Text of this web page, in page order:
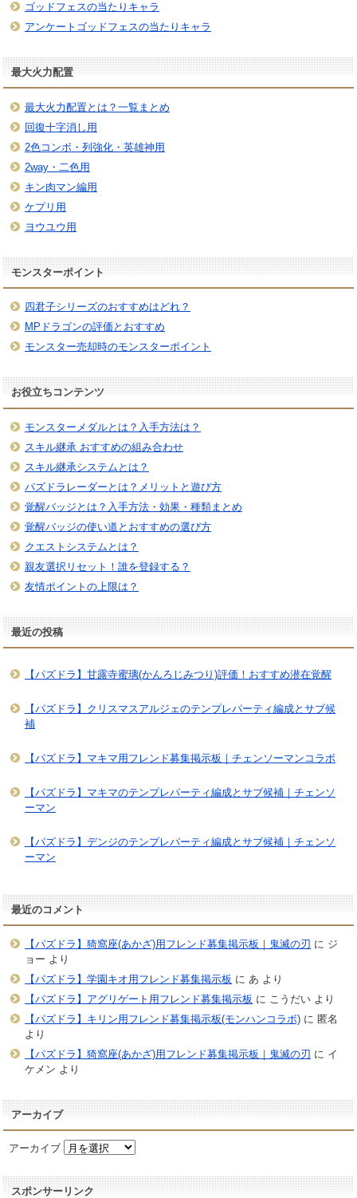
ゴッドフェスの当たりキャラ
アンケートゴッドフェスの当たりキャラ
最大火力配置
最大火力配置とは？一覧まとめ
回復十字消し用
2色コンボ・列強化・英雄神用
2way・二色用
キン肉マン編用
ケプリ用
ヨウユウ用
モンスターポイント
四君子シリーズのおすすめはどれ？
MPドラゴンの評価とおすすめ
モンスター売却時のモンスターポイント
お役立ちコンテンツ
モンスターメダルとは？入手方法は？
スキル継承 おすすめの組み合わせ
スキル継承システムとは？
パズドラレーダーとは？メリットと遊び方
覚醒バッジとは？入手方法・効果・種類まとめ
覚醒バッジの使い道とおすすめの選び方
クエストシステムとは？
親友選択リセット！誰を登録する？
友情ポイントの上限は？
最近の投稿
【パズドラ】甘露寺蜜璃(かんろじみつり)評価！おすすめ潜在覚醒
【パズドラ】クリスマスアルジェのテンプレパーティ編成とサブ候
補
【パズドラ】マキマ用フレンド募集掲示板｜チェンソーマンコラボ
【パズドラ】マキマのテンプレパーティ編成とサブ候補｜チェンソ
ーマン
【パズドラ】デンジのテンプレパーティ編成とサブ候補｜チェンソ
ーマン
最近のコメント
【パズドラ】猗窩座(あかざ)用フレンド募集掲示板｜鬼滅の刃 に ジ
ョー より
【パズドラ】学園キオ用フレンド募集掲示板 に あ より
【パズドラ】アグリゲート用フレンド募集掲示板 に こうだいより
【パズドラ】キリン用フレンド募集掲示板(モンハンコラボ)に 匿名
より
【パズドラ】猗窩座(あかざ)用フレンド募集掲示板｜鬼滅の刃 に イ
ケメン より
アーカイブ
アーカイブ
スポンサーリンク